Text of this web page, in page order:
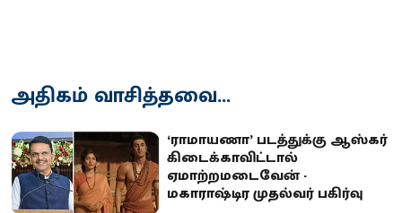
அதிகம் வாசித்தவை...
‘ராமாயணா’ படத்துக்கு ஆஸ்கர்
கிடைக்காவிட்டால்
ஏமாற்றமடைவேன் -
மகாராஷ்டிர முதல்வர் பகிர்வு